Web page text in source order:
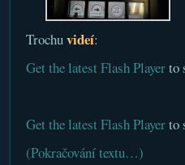
Trochuvideí:
Get the latest Flash Playerto
Get the latest Flash Playerto
(Pokračování textu…)